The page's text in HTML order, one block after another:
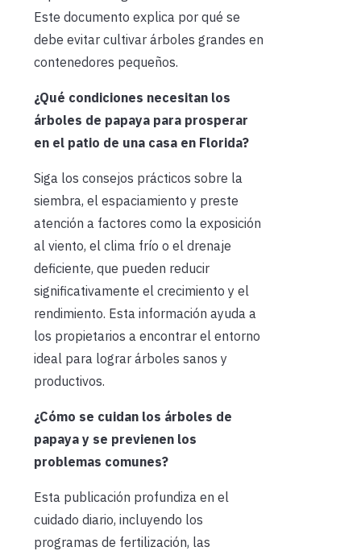
Este documento explica por qué se
debe evitar cultivar árboles grandes en
contenedores pequeños.
¿Qué condiciones necesitan los
árboles de papaya para prosperar
en el patio de una casa en Florida?
Siga los consejos prácticos sobre la
siembra, el espaciamiento y preste
atención a factores como la exposición
al viento, el clima frío o el drenaje
deficiente, que pueden reducir
significativamente el crecimiento y el
rendimiento. Esta información ayuda a
los propietarios a encontrar el entorno
ideal para lograr árboles sanos y
productivos.
¿Cómo se cuidan los árboles de
papaya y se previenen los
problemas comunes?
Esta publicación profundiza en el
cuidado diario, incluyendo los
programas de fertilización, las